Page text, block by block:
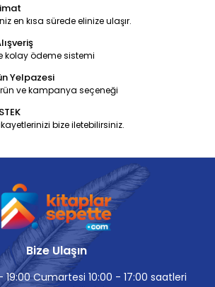
en kısa sürede elinize ulaşır.
kolay ödeme sistemi
Yelpazesi
ve kampanya seçeneği
bize iletebilirsiniz.
Bize Ulaşın
Cumartesi 10:00 - 17:00 saatleri